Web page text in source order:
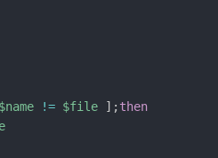
$name != $file ] ;then